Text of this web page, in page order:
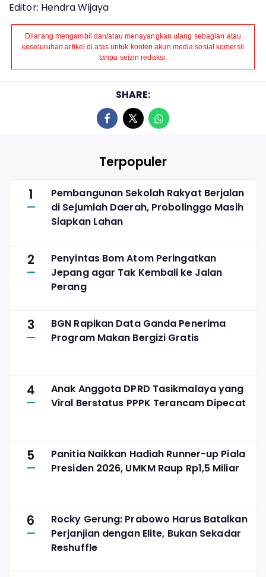
Editor: Hendra Wijaya
Dilarang mengambil dan/atau menayangkan ulang sebagian atau
keseluruhan artikel di atas untuk konten akun media sosial komersil
tanpa seizin redaksi.
SHARE:
Terpopuler
1
Pembangunan Sekolah Rakyat Berjalan
di Sejumlah Daerah, Probolinggo Masih
Siapkan Lahan
2
Penyintas Bom Atom Peringatkan
Jepang agar Tak Kembali ke Jalan
Perang
3
BGN Rapikan Data Ganda Penerima
Program Makan Bergizi Gratis
4
Anak Anggota DPRD Tasikmalaya yang
Viral Berstatus PPPK Terancam Dipecat
5
Panitia Naikkan Hadiah Runner-up Piala
Presiden 2026, UMKM Raup Rp1,5 Miliar
6
Rocky Gerung: Prabowo Harus Batalkan
Perjanjian dengan Elite, Bukan Sekadar
Reshuffle